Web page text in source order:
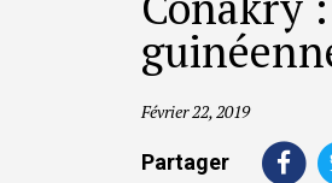
Février 22, 2019
Partager